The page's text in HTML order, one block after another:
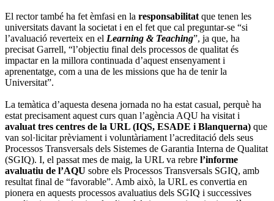
El rector també ha fet èmfasi en la responsabilitat que tenen les
universitats davant la societat i en el fet que cal preguntar-se “si
l’avaluació reverteix en el Learning & Teaching”, ja que, ha
precisat Garrell, “l’objectiu final dels processos de qualitat és
impactar en la millora continuada d’aquest ensenyament i
aprenentatge, com a una de les missions que ha de tenir la
Universitat”.
La temàtica d’aquesta desena jornada no ha estat casual, perquè ha
estat precisament aquest curs quan l’agència AQU ha visitat i
avaluat tres centres de la URL (IQS, ESADE i Blanquerna) que
van sol·licitar prèviament i voluntàriament l’acreditació dels seus
Processos Transversals dels Sistemes de Garantia Interna de Qualitat
(SGIQ). I, el passat mes de maig, la URL va rebre l’informe
avaluatiu de l’AQU sobre els Processos Transversals SGIQ, amb
resultat final de “favorable”. Amb això, la URL es convertia en
pionera en aquests processos avaluatius dels SGIQ i successives